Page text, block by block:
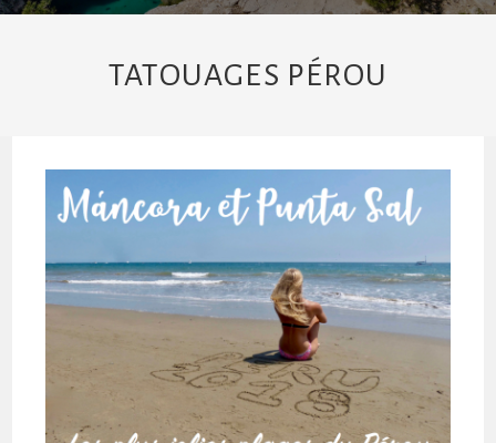
TATOUAGES PÉROU